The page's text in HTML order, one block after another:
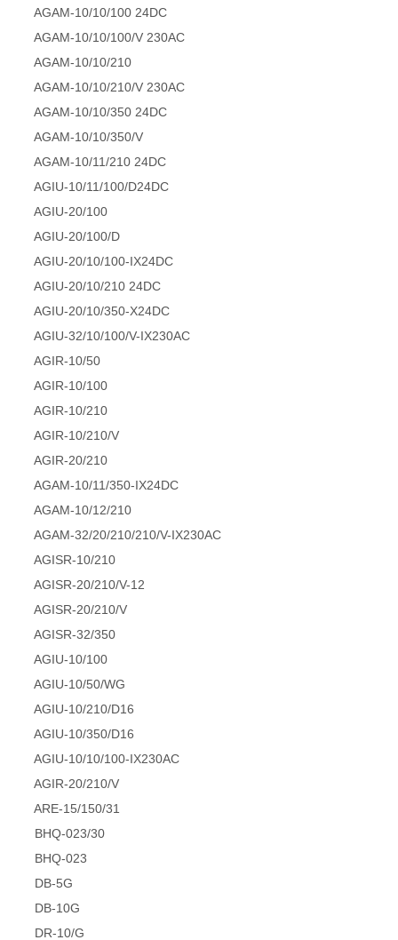
AGAM-10/10/100 24DC
AGAM-10/10/100/V 230AC
AGAM-10/10/210
AGAM-10/10/210/V 230AC
AGAM-10/10/350 24DC
AGAM-10/10/350/V
AGAM-10/11/210 24DC
AGIU-10/11/100/D24DC
AGIU-20/100
AGIU-20/100/D
AGIU-20/10/100-IX24DC
AGIU-20/10/210 24DC
AGIU-20/10/350-X24DC
AGIU-32/10/100/V-IX230AC
AGIR-10/50
AGIR-10/100
AGIR-10/210
AGIR-10/210/V
AGIR-20/210
AGAM-10/11/350-IX24DC
AGAM-10/12/210
AGAM-32/20/210/210/V-IX230AC
AGISR-10/210
AGISR-20/210/V-12
AGISR-20/210/V
AGISR-32/350
AGIU-10/100
AGIU-10/50/WG
AGIU-10/210/D16
AGIU-10/350/D16
AGIU-10/10/100-IX230AC
AGIR-20/210/V
ARE-15/150/31
BHQ-023/30
BHQ-023
DB-5G
DB-10G
DR-10/G